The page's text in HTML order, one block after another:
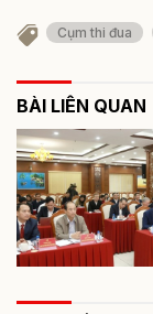
Cụm thi đua
BÀI LIÊN QUAN